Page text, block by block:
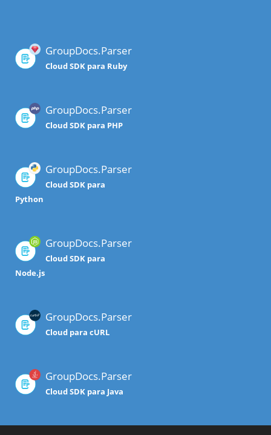
GroupDocs.Parser
Cloud SDK para Ruby
GroupDocs.Parser
Cloud SDK para PHP
GroupDocs.Parser
Cloud SDK para
Python
GroupDocs.Parser
Cloud SDK para
Node.js
GroupDocs.Parser
Cloud para cURL
GroupDocs.Parser
Cloud SDK para Java